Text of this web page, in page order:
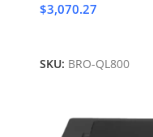
$3,070.27
SKU: BRO-QL800